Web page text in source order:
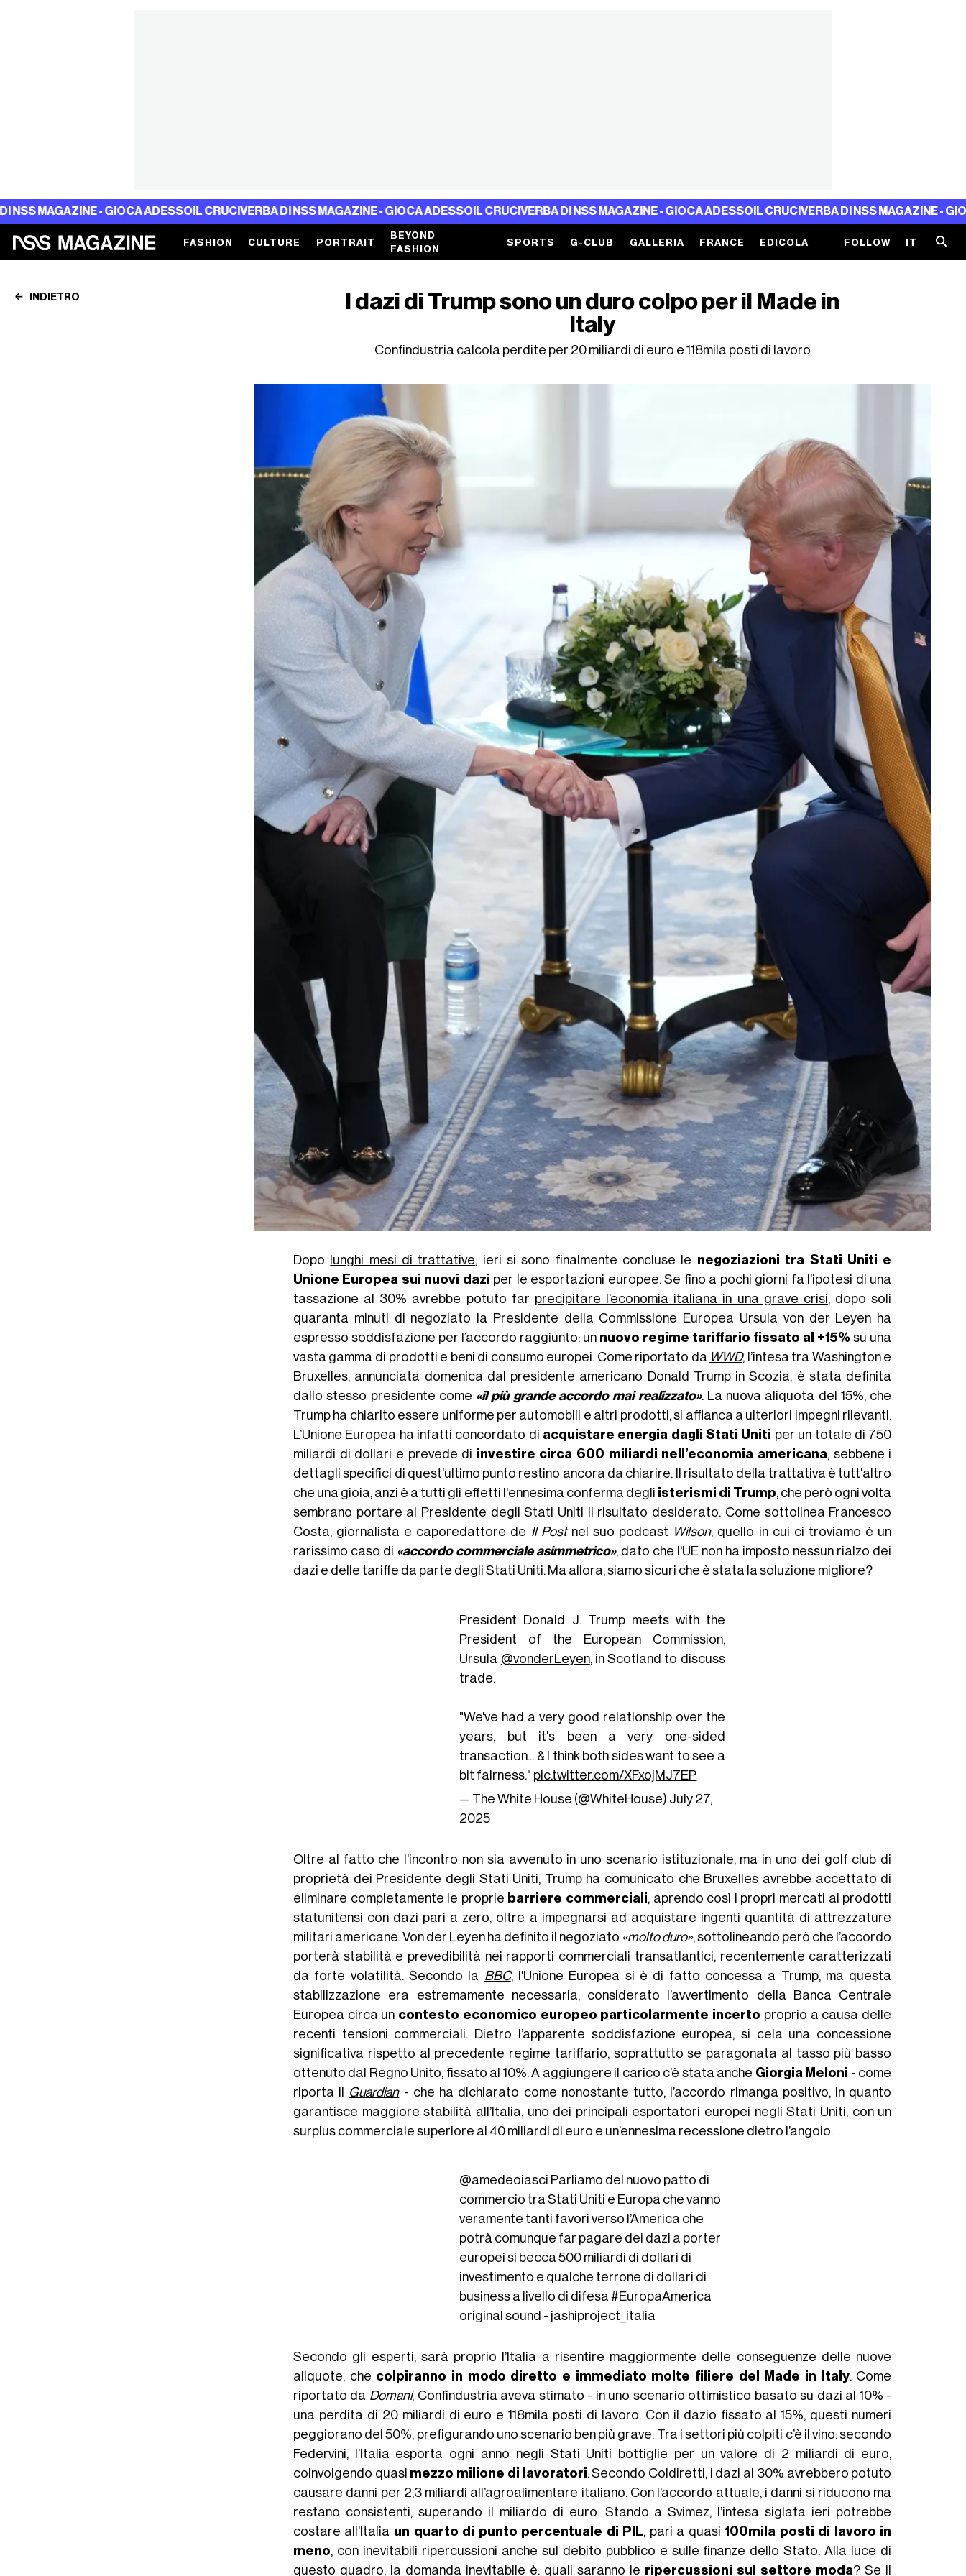
- GIOCA ADESSOIL CRUCIVERBA DI NSS MAGAZINE - GIOCA ADESSOIL CRUCIVERBA DI NSS MAGAZINE - GIOCA ADESSOIL CRUCIVERBA DI NSS MAGAZINE - GIOCA
FASHION CULTURE PORTRAIT
BEYOND
FASHION
SPORTS G-CLUB GALLERIA FRANCE EDICOLA FOLLOW IT
INDIETRO
I dazi di Trump sono un duro colpo per il Made in
Italy
Confindustria calcola perdite per 20 miliardi di euro e 118mila posti di lavoro
Dopo lunghi mesi di trattative, ieri si sono finalmente concluse le negoziazioni tra Stati Uniti e
Unione Europea sui nuovi dazi per le esportazioni europee. Se fino a pochi giorni fa l’ipotesi di una
tassazione al 30% avrebbe potuto far precipitare l’economia italiana in una grave crisi, dopo soli
quaranta minuti di negoziato la Presidente della Commissione Europea Ursula von der Leyen ha
espresso soddisfazione per l’accordo raggiunto: un nuovo regime tariffario fissato al +15% su una
vasta gamma di prodotti e beni di consumo europei. Come riportato da WWD, l’intesa tra Washington e
Bruxelles, annunciata domenica dal presidente americano Donald Trump in Scozia, è stata definita
dallo stesso presidente come «il più grande accordo mai realizzato». La nuova aliquota del 15%, che
Trump ha chiarito essere uniforme per automobili e altri prodotti, si affianca a ulteriori impegni rilevanti.
L’Unione Europea ha infatti concordato di acquistare energia dagli Stati Uniti per un totale di 750
miliardi di dollari e prevede di investire circa 600 miliardi nell’economia americana, sebbene i
dettagli specifici di quest’ultimo punto restino ancora da chiarire. Il risultato della trattativa è tutt'altro
che una gioia, anzi è a tutti gli effetti l'ennesima conferma degli isterismi di Trump, che però ogni volta
sembrano portare al Presidente degli Stati Uniti il risultato desiderato. Come sottolinea Francesco
Costa, giornalista e caporedattore de Il Postnel suo podcast Wilson, quello in cui ci troviamo è un
rarissimo caso di «accordo commerciale asimmetrico», dato che l'UE non ha imposto nessun rialzo dei
dazi e delle tariffe da parte degli Stati Uniti. Ma allora, siamo sicuri che è stata la soluzione migliore?
President Donald J. Trump meets with the
President of the European Commission,
Ursula @vonderLeyen, in Scotland to discuss
trade.
"We've had a very good relationship over the
years, but it's been a very one-sided
transaction... & I think both sides want to see a
bit fairness." pic.twitter.com/XFxojMJ7EP
— The White House (@WhiteHouse) July 27,
2025
Oltre al fatto che l'incontro non sia avvenuto in uno scenario istituzionale, ma in uno dei golf club di
proprietà dei Presidente degli Stati Uniti, Trump ha comunicato che Bruxelles avrebbe accettato di
eliminare completamente le proprie barriere commerciali, aprendo così i propri mercati ai prodotti
statunitensi con dazi pari a zero, oltre a impegnarsi ad acquistare ingenti quantità di attrezzature
militari americane. Von der Leyen ha definito il negoziato «molto duro», sottolineando però che l’accordo
porterà stabilità e prevedibilità nei rapporti commerciali transatlantici, recentemente caratterizzati
da forte volatilità. Secondo la BBC, l'Unione Europea si è di fatto concessa a Trump, ma questa
stabilizzazione era estremamente necessaria, considerato l’avvertimento della Banca Centrale
Europea circa un contesto economico europeo particolarmente incerto proprio a causa delle
recenti tensioni commerciali. Dietro l’apparente soddisfazione europea, si cela una concessione
significativa rispetto al precedente regime tariffario, soprattutto se paragonata al tasso più basso
ottenuto dal Regno Unito, fissato al 10%. A aggiungere il carico c’è stata anche Giorgia Meloni - come
riporta il Guardian- che ha dichiarato come nonostante tutto, l’accordo rimanga positivo, in quanto
garantisce maggiore stabilità all’Italia, uno dei principali esportatori europei negli Stati Uniti, con un
surplus commerciale superiore ai 40 miliardi di euro e un’ennesima recessione dietro l’angolo.
@amedeoiasci Parliamo del nuovo patto di
commercio tra Stati Uniti e Europa che vanno
veramente tanti favori verso l’America che
potrà comunque far pagare dei dazi a porter
europei si becca 500 miliardi di dollari di
investimento e qualche terrone di dollari di
business a livello di difesa#EuropaAmerica
original sound - jashiproject_italia
Secondo gli esperti, sarà proprio l’Italia a risentire maggiormente delle conseguenze delle nuove
aliquote, che colpiranno in modo diretto e immediato molte filiere del Made in Italy. Come
riportato da Domani, Confindustria aveva stimato - in uno scenario ottimistico basato su dazi al 10% -
una perdita di 20 miliardi di euro e 118mila posti di lavoro. Con il dazio fissato al 15%, questi numeri
peggiorano del 50%, prefigurando uno scenario ben più grave. Tra i settori più colpiti c’è il vino: secondo
Federvini, l’Italia esporta ogni anno negli Stati Uniti bottiglie per un valore di 2 miliardi di euro,
coinvolgendo quasi mezzo milione di lavoratori. Secondo Coldiretti, i dazi al 30% avrebbero potuto
causare danni per 2,3 miliardi all’agroalimentare italiano. Con l’accordo attuale, i danni si riducono ma
restano consistenti, superando il miliardo di euro. Stando a Svimez, l’intesa siglata ieri potrebbe
costare all’Italia un quarto di punto percentuale di PIL, pari a quasi100mila posti di lavoro in
meno, con inevitabili ripercussioni anche sul debito pubblico e sulle finanze dello Stato. Alla luce di
questo quadro, la domanda inevitabile è: quali saranno le ripercussioni sul settore moda? Se il